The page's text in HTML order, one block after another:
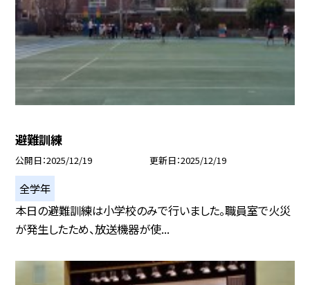
避難訓練
公開日 2025/12/19 更新日 2025/12/19
全学年
本日の避難訓練は小学校のみで行いました。職員室で火災
が発生したため、放送機器が使...